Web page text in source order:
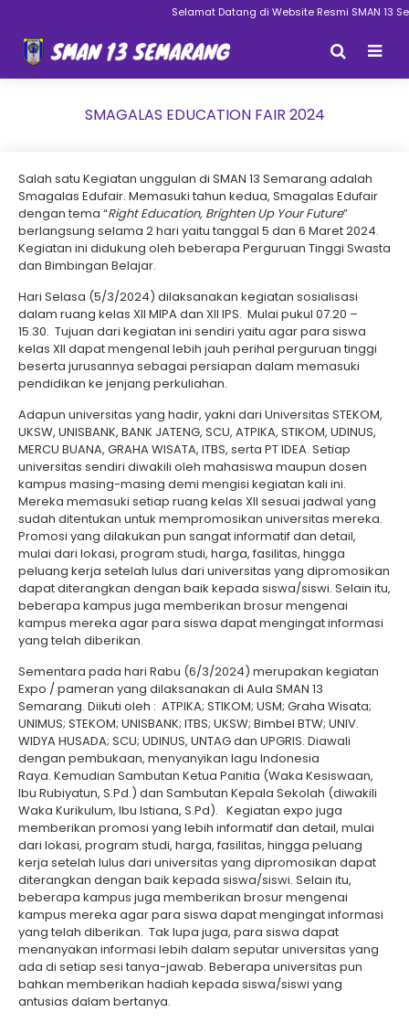
Selamat Datang di Website Resmi SMAN 13
SMAGALAS EDUCATION FAIR 2024
Salah satu Kegiatan unggulan di SMAN 13 Semarang adalah
Smagalas Edufair. Memasuki tahun kedua, Smagalas Edufair
dengan tema “Right Education, Brighten Up Your Future”
berlangsung selama 2 hari yaitu tanggal 5 dan 6 Maret 2024.
Kegiatan ini didukung oleh beberapa Perguruan Tinggi Swasta
dan Bimbingan Belajar.
Hari Selasa (5/3/2024) dilaksanakan kegiatan sosialisasi
dalam ruang kelas XII MIPA dan XII IPS. Mulai pukul 07.20 –
15.30. Tujuan dari kegiatan ini sendiri yaitu agar para siswa
kelas XII dapat mengenal lebih jauh perihal perguruan tinggi
beserta jurusannya sebagai persiapan dalam memasuki
pendidikan ke jenjang perkuliahan.
Adapun universitas yang hadir, yakni dari Universitas STEKOM,
UKSW, UNISBANK, BANK JATENG, SCU, ATPIKA, STIKOM, UDINUS,
MERCU BUANA, GRAHA WISATA, ITBS, serta PT IDEA. Setiap
universitas sendiri diwakili oleh mahasiswa maupun dosen
kampus masing-masing demi mengisi kegiatan kali ini.
Mereka memasuki setiap ruang kelas XII sesuai jadwal yang
sudah ditentukan untuk mempromosikan universitas mereka.
Promosi yang dilakukan pun sangat informatif dan detail,
mulai dari lokasi, program studi, harga, fasilitas, hingga
peluang kerja setelah lulus dari universitas yang dipromosikan
dapat diterangkan dengan baik kepada siswa/siswi. Selain itu,
beberapa kampus juga memberikan brosur mengenai
kampus mereka agar para siswa dapat mengingat informasi
yang telah diberikan.
Sementara pada hari Rabu (6/3/2024) merupakan kegiatan
Expo / pameran yang dilaksanakan di Aula SMAN 13
Semarang. Diikuti oleh : ATPIKA; ⁠STIKOM; ⁠USM; ⁠Graha Wisata;
⁠UNIMUS; ⁠STEKOM; ⁠UNISBANK; ⁠ITBS; ⁠UKSW; ⁠Bimbel BTW; ⁠UNIV.
WIDYA HUSADA; ⁠SCU; ⁠UDINUS, UNTAG dan UPGRIS. Diawali
dengan pembukaan, menyanyikan lagu Indonesia
Raya. Kemudian Sambutan Ketua Panitia (Waka Kesiswaan,
Ibu Rubiyatun, S.Pd.) dan Sambutan Kepala Sekolah (diwakili
Waka Kurikulum, Ibu Istiana, S.Pd). Kegiatan expo juga
memberikan promosi yang lebih informatif dan detail, mulai
dari lokasi, program studi, harga, fasilitas, hingga peluang
kerja setelah lulus dari universitas yang dipromosikan dapat
diterangkan dengan baik kepada siswa/siswi. Selain itu,
beberapa kampus juga memberikan brosur mengenai
kampus mereka agar para siswa dapat mengingat informasi
yang telah diberikan. Tak lupa juga, para siswa dapat
menanyakan informasi lebih dalam seputar universitas yang
ada di setiap sesi tanya-jawab. Beberapa universitas pun
bahkan memberikan hadiah kepada siswa/siswi yang
antusias dalam bertanya.